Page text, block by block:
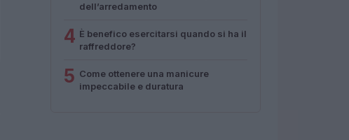
dell’arredamento
4 È benefico esercitarsi quando si ha il
raffreddore?
5 Come ottenere una manicure
impeccabile e duratura